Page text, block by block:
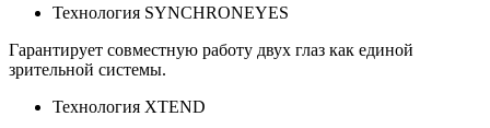
Технология SYNCHRONEYES
Гарантирует совместную работу двух глаз как единой
зрительной системы.
Технология XTEND